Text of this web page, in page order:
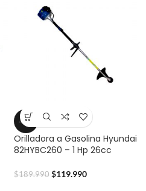
-37%
Orilladora a Gasolina Hyundai
82HYBC260 – 1 Hp 26cc
$189.990 $119.990